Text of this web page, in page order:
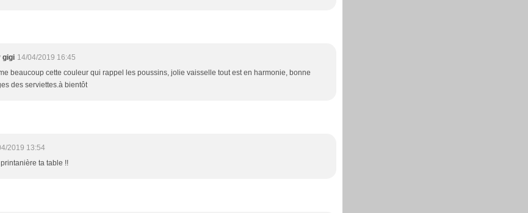
gigi 14/04/2019 16:45
beaucoup cette couleur qui rappel les poussins, jolie vaisselle tout est en harmonie, bonne
des serviettes.à bientôt
2019 13:54
ta table !!